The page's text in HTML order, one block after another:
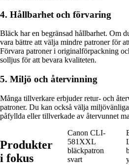
4. Hållbarhet och förvaring
Bläck har en begränsad hållbarhet. Om
vara bättre att välja mindre patroner för
Förvara patroner i originalförpackning
solljus för att bevara kvaliteten.
5. Miljö och återvinning
Många tillverkare erbjuder retur- och
patroner. Du kan också välja
påfyllda eller tillverkade av återvunnet
Produkter
i fokus
Canon CLI-
581XXL
bläckpatron
svart